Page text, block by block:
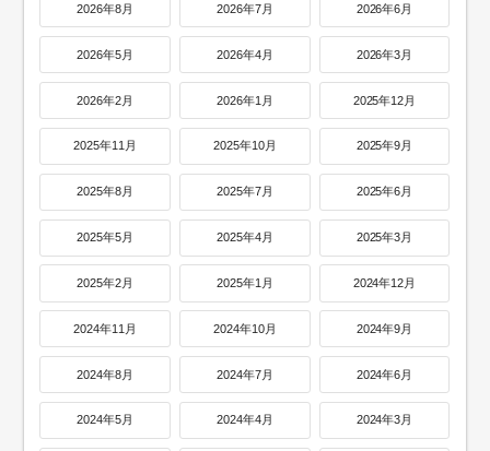
2026年8月 2026年7月 2026年6月
2026年5月 2026年4月 2026年3月
2026年2月 2026年1月 2025年12月
2025年11月 2025年10月 2025年9月
2025年8月 2025年7月 2025年6月
2025年5月 2025年4月 2025年3月
2025年2月 2025年1月 2024年12月
2024年11月 2024年10月 2024年9月
2024年8月 2024年7月 2024年6月
2024年5月 2024年4月 2024年3月